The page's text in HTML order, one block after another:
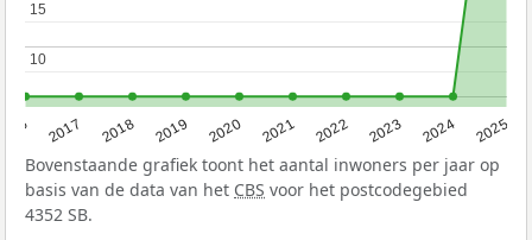
2017 2018 2019 2020 2021 2022 2023 2024 2025
10
10
15
15
Bovenstaande grafiek toont het aantal inwoners per jaar op
basis van de data van het CBS voor het postcodegebied
4352 SB.